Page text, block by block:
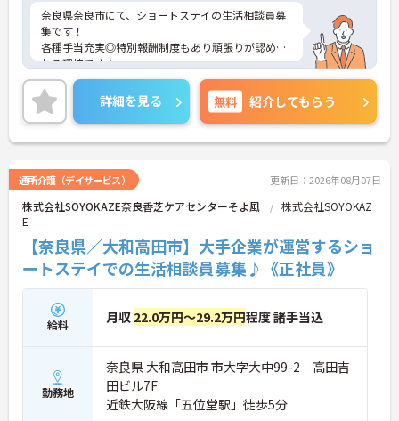
・全国規模の施設ネットワークを展開
・地域に根ざした支援体制を大切にしている
・在宅生活を支える役割を担えるポジション
→ 安定性とやりがいを両立できます
奈良県奈良市にて、ショートステイの生活相談員募
集です！
各種手当充実◎特別報酬制度もあり頑張りが認めら
れる環境です♪
ご興味のある方には、面接対策ポイントなどさらに
詳細をお話いたしますので、お気軽にご相談くださ
い。
詳細を見る 無料 紹介してもらう
通所介護（デイサービス） 更新日：2026年08月07日
株式会社SOYOKAZE奈良香芝ケアセンターそよ風
株式会社SOYOKAZ
E
【奈良県／大和高田市】大手企業が運営するショ
ートステイでの生活相談員募集♪《正社員》
給料 月収 22.0万円～29.2万円程度 諸手当込
勤務地
奈良県 大和高田市 市大字大中99-2 高田吉
田ビル7F
近鉄大阪線「五位堂駅」徒歩5分